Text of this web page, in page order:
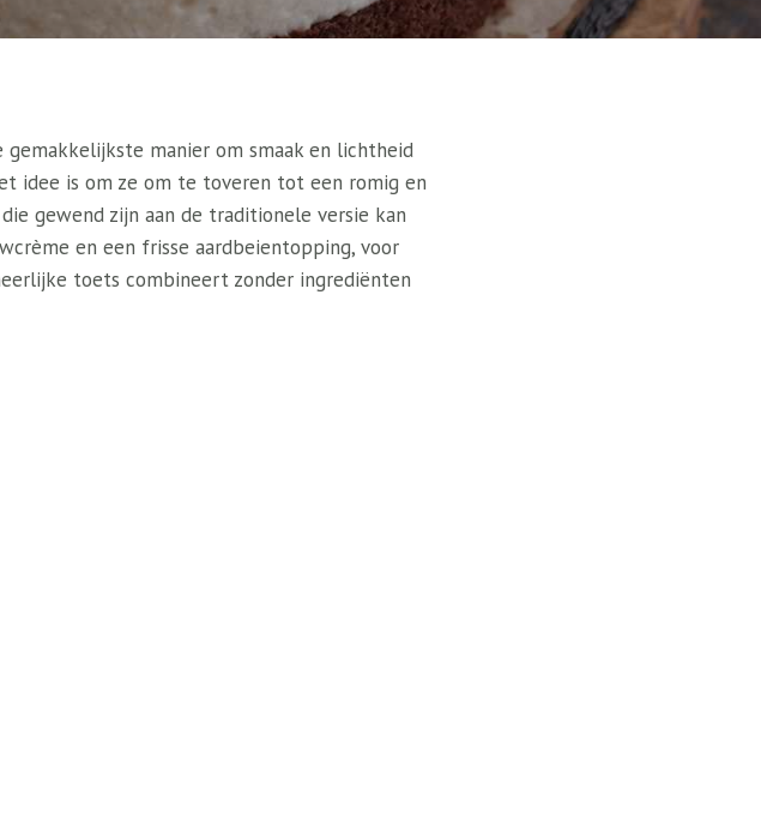
manier om smaak en lichtheid
idee is om ze om te toveren tot een romig en
gewend zijn aan de traditionele versie kan
en een frisse aardbeientopping, voor
toets combineert zonder ingrediënten